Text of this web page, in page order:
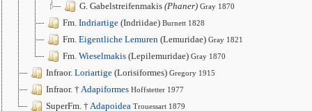
G. Gabelstreifenmakis (Phaner) Gray 1870
Fm. Indriartige (Indriidae) Burnett 1828
Fm. Eigentliche Lemuren (Lemuridae) Gray 1821
Fm. Wieselmakis (Lepilemuridae) Gray 1870
Infraor. Loriartige (Lorisiformes) Gregory 1915
Infraor. † Adapiformes Hoffstetter 1977
SuperFm. † Adapoidea Trouessart 1879